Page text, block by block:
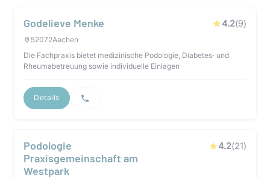
Godelieve Menke 4.2(9)
52072Aachen
Die Fachpraxis bietet medizinische Podologie, Diabetes‑ und
Rheumabetreuung sowie individuelle Einlagen
Details
Podologie
Praxisgemeinschaft am
Westpark
4.2(21)